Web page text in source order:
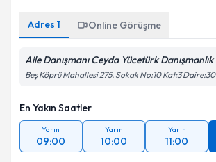
Adres 1 Online Görüşme
Aile Danışmanı Ceyda Yücetürk Danışmanlık
Beş Köprü Mahallesi 275. Sokak No:10 Kat:3 Daire:30
En Yakın Saatler
Yarın
09:00
Yarın
10:00
Yarın
11:00